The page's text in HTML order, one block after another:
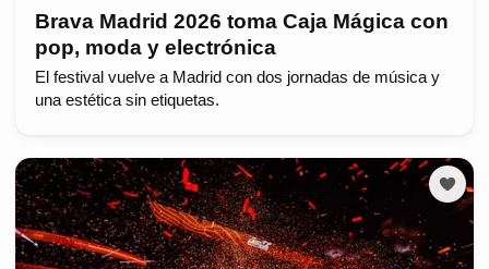
Brava Madrid 2026 toma Caja Mágica con
pop, moda y electrónica
El festival vuelve a Madrid con dos jornadas de música y
una estética sin etiquetas.